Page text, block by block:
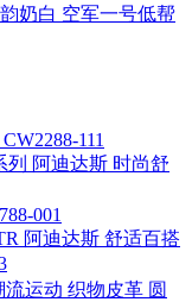
奶白 空军一号低帮
111
列 阿迪达斯 时尚舒
001
阿迪达斯 舒适百搭
运动 织物皮革 圆